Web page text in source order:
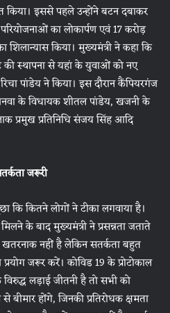
किया। इससे पहले उन्होंने बटन दबाकर
का लोकार्पण एवं 17 करोड़
किया। मुख्यमंत्री ने कहा कि
स्थापना से यहां के युवाओं को नए
पांडेय ने किया। इस दौरान कैंपियरगंज
के विधायक शीतल पांडेय, खजनी के
प्रमुख प्रतिनिधि संजय सिंह आदि
जरूरी
कि कितने लोगों ने टीका लगवाया है।
के बाद मुख्यमंत्री ने प्रसन्नता जताते
खतरनाक नहीं है लेकिन सतर्कता बहुत
जरूर करें। कोविड 19 के प्रोटोकाल
लड़ाई जीतनी है तो सभी को
बीमार होंगे, जिनकी प्रतिरोधक क्षमता